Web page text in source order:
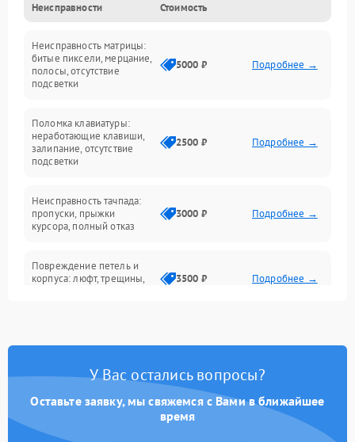
Устройства
Программные ошибки
Электрические и системные сбои
Интерфейсные проблемы
Батарея
Сеть и интернет
Неисправности Стоимость
Неисправность матрицы:
битые пиксели, мерцание,
полосы, отсутствие
подсветки
5000 ₽ Подробнее →
Поломка клавиатуры:
неработающие клавиши,
залипание, отсутствие
подсветки
2500 ₽ Подробнее →
Неисправность тачпада:
пропуски, прыжки
курсора, полный отказ
3000 ₽ Подробнее →
Повреждение петель и
корпуса: люфт, трещины,
3500 ₽ Подробнее →
быстрая разрядка,
2500 ₽ Подробнее →
Неисправность зарядного
питания
2000 ₽ Подробнее →
У Вас остались вопросы?
Оставьте заявку, мы свяжемся с Вами в ближайшее
время